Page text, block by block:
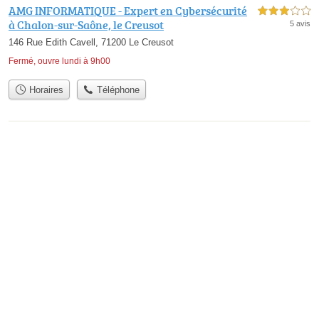
AMG INFORMATIQUE - Expert en Cybersécurité
à Chalon-sur-Saône, le Creusot
146 Rue Edith Cavell, 71200 Le Creusot
Fermé, ouvre lundi à 9h00
3,0 étoiles sur 5
5 avis
Horaires Téléphone